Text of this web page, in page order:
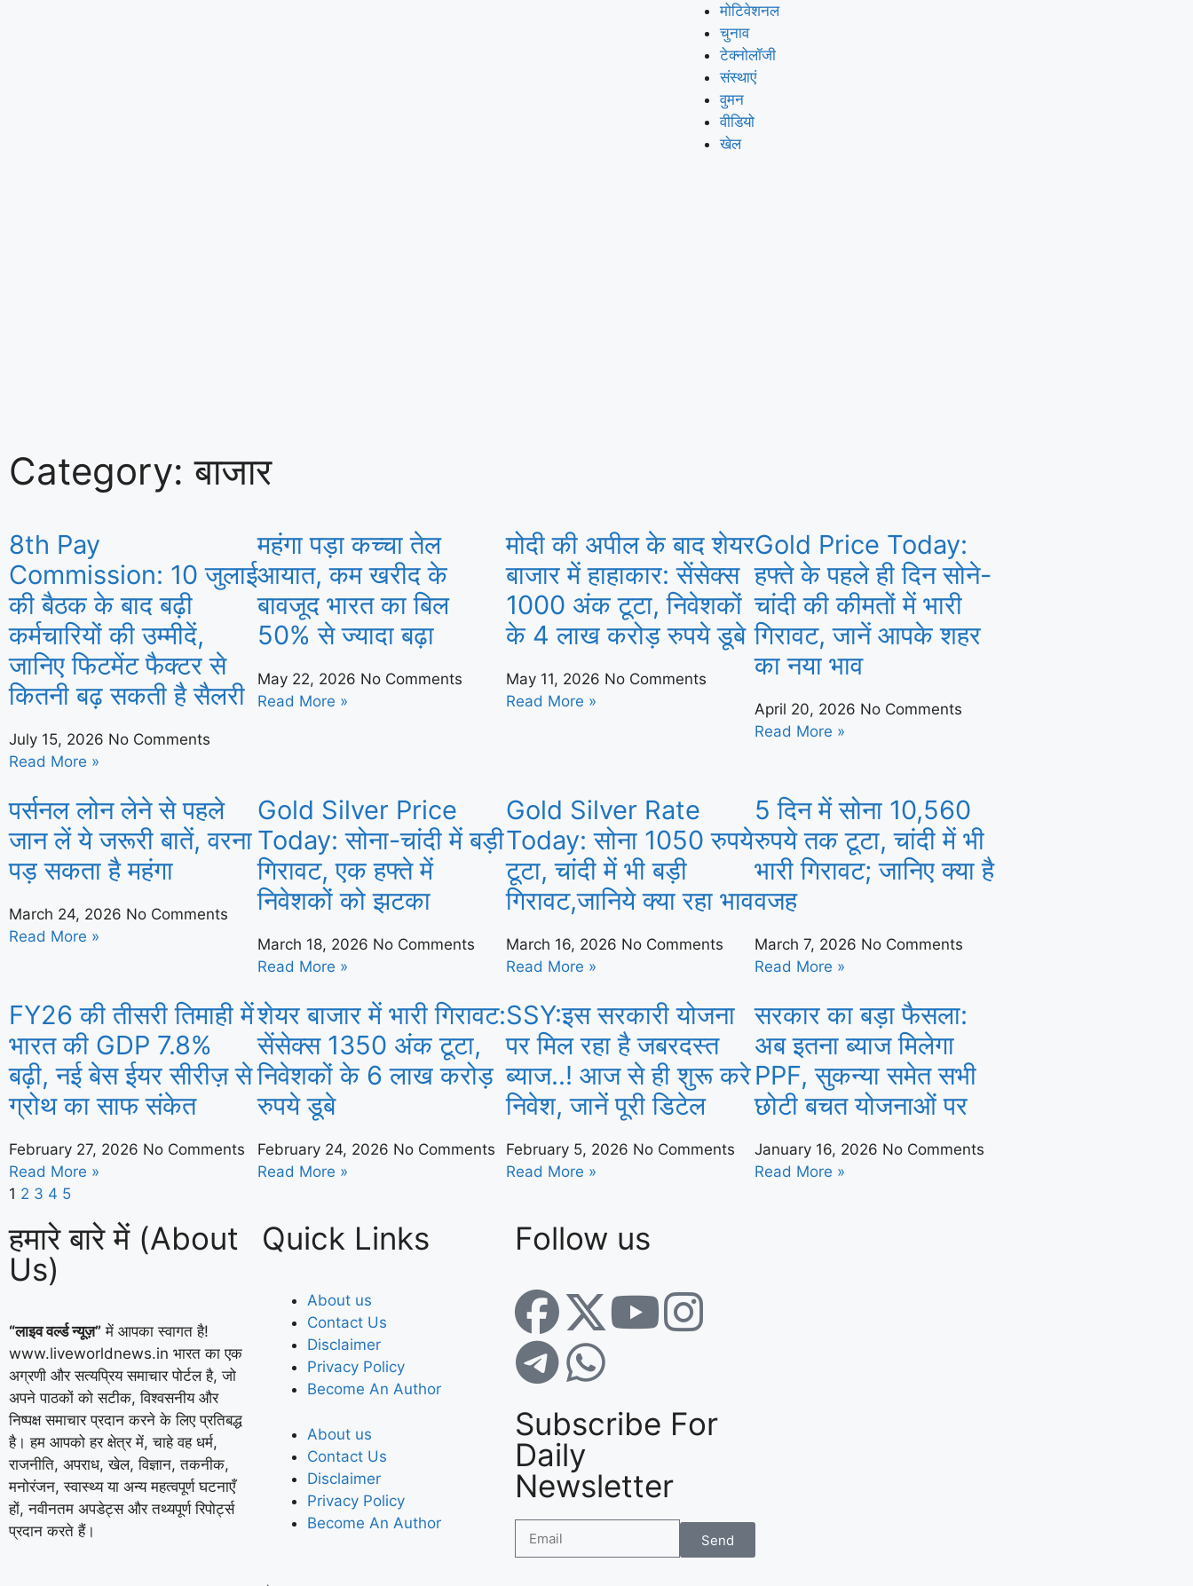
मोटिवेशनल
चुनाव
टेक्नोलॉजी
संस्थाएं
वुमन
वीडियो
खेल
Category: बाजार
8th Pay
Commission: 10 जुलाई
की बैठक के बाद बढ़ी
कर्मचारियों की उम्मीदें,
जानिए फिटमेंट फैक्टर से
कितनी बढ़ सकती है सैलरी
July 15, 2026 No Comments
Read More »
महंगा पड़ा कच्चा तेल
आयात, कम खरीद के
बावजूद भारत का बिल
50% से ज्यादा बढ़ा
May 22, 2026 No Comments
Read More »
मोदी की अपील के बाद शेयर
बाजार में हाहाकार: सेंसेक्स
1000 अंक टूटा, निवेशकों
के 4 लाख करोड़ रुपये डूबे
May 11, 2026 No Comments
Read More »
Gold Price Today:
हफ्ते के पहले ही दिन सोने-
चांदी की कीमतों में भारी
गिरावट, जानें आपके शहर
का नया भाव
April 20, 2026 No Comments
Read More »
पर्सनल लोन लेने से पहले
जान लें ये जरूरी बातें, वरना
पड़ सकता है महंगा
March 24, 2026 No Comments
Read More »
Gold Silver Price
Today: सोना-चांदी में बड़ी
गिरावट, एक हफ्ते में
निवेशकों को झटका
March 18, 2026 No Comments
Read More »
Gold Silver Rate
Today: सोना 1050 रुपये
टूटा, चांदी में भी बड़ी
गिरावट,जानिये क्या रहा भाव
March 16, 2026 No Comments
Read More »
5 दिन में सोना 10,560
रुपये तक टूटा, चांदी में भी
भारी गिरावट; जानिए क्या है
वजह
March 7, 2026 No Comments
Read More »
FY26 की तीसरी तिमाही में
भारत की GDP 7.8%
बढ़ी, नई बेस ईयर सीरीज़ से
ग्रोथ का साफ संकेत
February 27, 2026 No Comments
Read More »
शेयर बाजार में भारी गिरावट:
सेंसेक्स 1350 अंक टूटा,
निवेशकों के 6 लाख करोड़
रुपये डूबे
February 24, 2026 No Comments
Read More »
SSY:इस सरकारी योजना
पर मिल रहा है जबरदस्त
ब्याज..! आज से ही शुरू करे
निवेश, जानें पूरी डिटेल
February 5, 2026 No Comments
Read More »
सरकार का बड़ा फैसला:
अब इतना ब्याज मिलेगा
PPF, सुकन्या समेत सभी
छोटी बचत योजनाओं पर
January 16, 2026 No Comments
Read More »
1 2 3 4 5
हमारे बारे में (About
Us)
“लाइव वर्ल्ड न्यूज़” में आपका स्वागत है!
www.liveworldnews.in भारत का एक
अग्रणी और सत्यप्रिय समाचार पोर्टल है, जो
अपने पाठकों को सटीक, विश्वसनीय और
निष्पक्ष समाचार प्रदान करने के लिए प्रतिबद्ध
है। हम आपको हर क्षेत्र में, चाहे वह धर्म,
राजनीति, अपराध, खेल, विज्ञान, तकनीक,
मनोरंजन, स्वास्थ्य या अन्य महत्वपूर्ण घटनाएँ
हों, नवीनतम अपडेट्स और तथ्यपूर्ण रिपोर्ट्स
प्रदान करते हैं।
Quick Links
About us
Contact Us
Disclaimer
Privacy Policy
Become An Author
About us
Contact Us
Disclaimer
Privacy Policy
Become An Author
Follow us
Subscribe For
Daily
Newsletter
Send